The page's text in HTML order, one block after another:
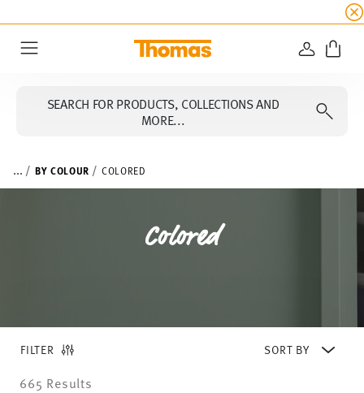
☀️ Up to 45% discount on all
LOGIN
SEARCH FOR PRODUCTS, COLLECTIONS AND
MORE...
... BY COLOUR COLORED
Colored
FILTER
665 Results